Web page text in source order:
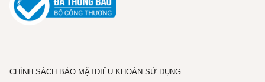
CHÍNH SÁCH BẢO MẬTĐIỀU KHOẢN SỬ DỤNG